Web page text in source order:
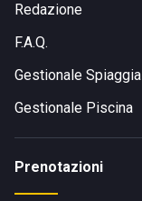
Redazione
F.A.Q.
Gestionale Spiaggia
Gestionale Piscina
Prenotazioni